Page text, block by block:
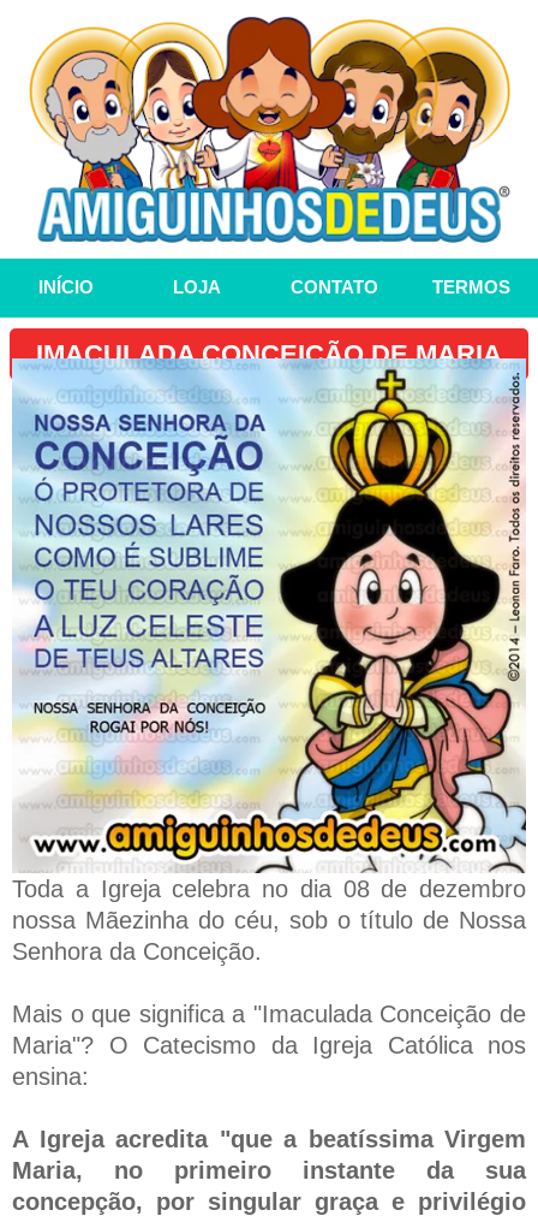
INÍCIO LOJA CONTATO TERMOS
IMACULADA CONCEIÇÃO DE MARIA
Toda a Igreja celebra no dia 08 de dezembro
nossa Mãezinha do céu, sob o título de Nossa
Senhora da Conceição.
Mais o que significa a "Imaculada Conceição de
Maria"? O Catecismo da Igreja Católica nos
ensina:
A Igreja acredita "que a beatíssima Virgem
Maria, no primeiro instante da sua
concepção, por singular graça e privilégio